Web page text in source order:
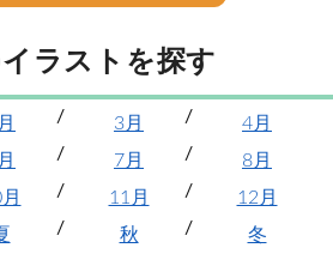
ラストを探す
3月
4月
7月
8月
11月
12月
秋 冬